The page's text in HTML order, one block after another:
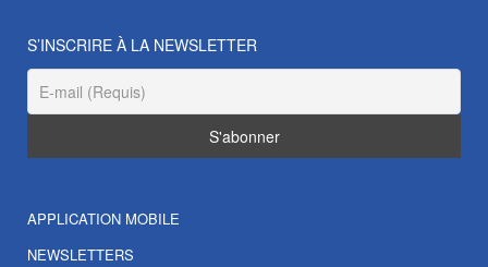
S’INSCRIRE À LA NEWSLETTER
APPLICATION MOBILE
NEWSLETTERS